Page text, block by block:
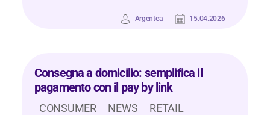
Argentea 15.04.2026
Consegna a domicilio: semplifica il
pagamento con il pay by link
CONSUMER NEWS RETAIL